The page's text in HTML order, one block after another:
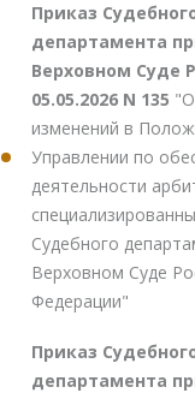
Приказ
департамента
Верховном Суде
05.05.2026 N 135
изменений в
Управлении по
деятельности
Судебного
Верховном Суде
Федерации"
Приказ
департамента